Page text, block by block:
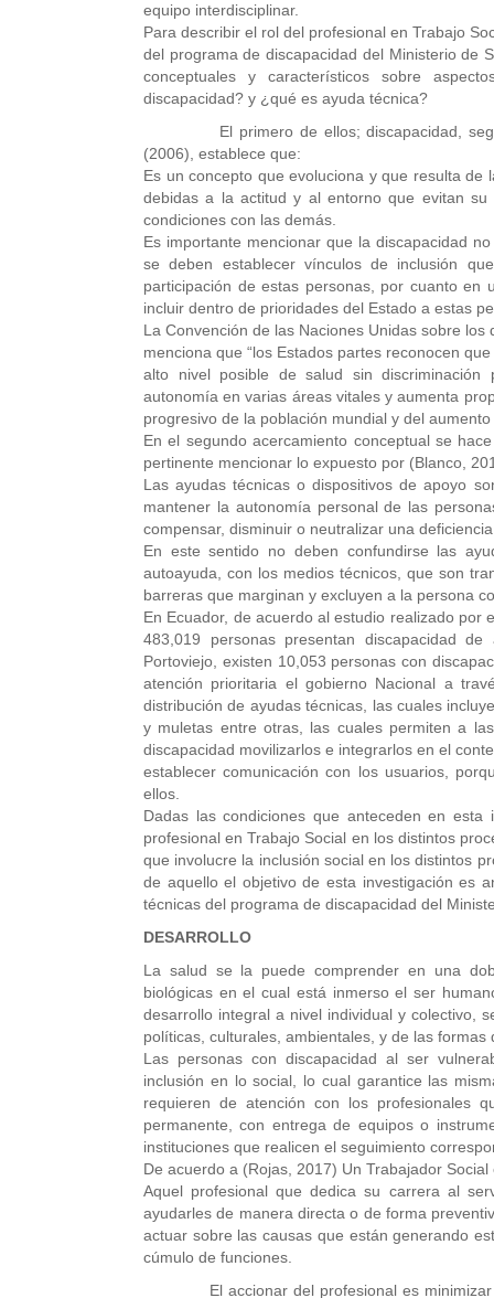
equipo interdisciplinar.
Para describir el rol del profesional en Trabajo
del programa de discapacidad del Ministerio de
conceptuales y característicos sobre
discapacidad? y ¿qué es ayuda técnica?
El primero de ellos; discapacidad, según
(2006), establece que:
Es un concepto que evoluciona y que resulta
debidas a la actitud y al entorno que evitan
condiciones con las demás.
Es importante mencionar que la discapacidad
se deben establecer vínculos de inclusión
participación de estas personas, por cuanto en
incluir dentro de prioridades del Estado a estas
La Convención de las Naciones Unidas sobre
menciona que “los Estados partes reconocen
alto nivel posible de salud sin discriminación
autonomía en varias áreas vitales y aumenta
progresivo de la población mundial y del
En el segundo acercamiento conceptual se
pertinente mencionar lo expuesto por (Blanco,
Las ayudas técnicas o dispositivos de apoyo
mantener la autonomía personal de las
compensar, disminuir o neutralizar una
En este sentido no deben confundirse las
autoayuda, con los medios técnicos, que son
barreras que marginan y excluyen a la persona
En Ecuador, de acuerdo al estudio realizado por
483,019 personas presentan discapacidad
Portoviejo, existen 10,053 personas con
atención prioritaria el gobierno Nacional a
distribución de ayudas técnicas, las cuales
y muletas entre otras, las cuales permiten a
discapacidad movilizarlos e integrarlos en el
establecer comunicación con los usuarios,
ellos.
Dadas las condiciones que anteceden en
profesional en Trabajo Social en los distintos
que involucre la inclusión social en los distintos
de aquello el objetivo de esta investigación es
técnicas del programa de discapacidad del
DESARROLLO
La salud se la puede comprender en una
biológicas en el cual está inmerso el ser
desarrollo integral a nivel individual y colectivo,
políticas, culturales, ambientales, y de las
Las personas con discapacidad al ser
inclusión en lo social, lo cual garantice las
requieren de atención con los profesionales
permanente, con entrega de equipos o
instituciones que realicen el seguimiento
De acuerdo a (Rojas, 2017) Un Trabajador Social
Aquel profesional que dedica su carrera al
ayudarles de manera directa o de forma
actuar sobre las causas que están generando
cúmulo de funciones.
El accionar del profesional es minimizar en